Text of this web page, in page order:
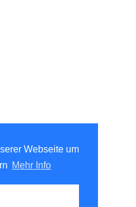
Webseite um
Mehr Info